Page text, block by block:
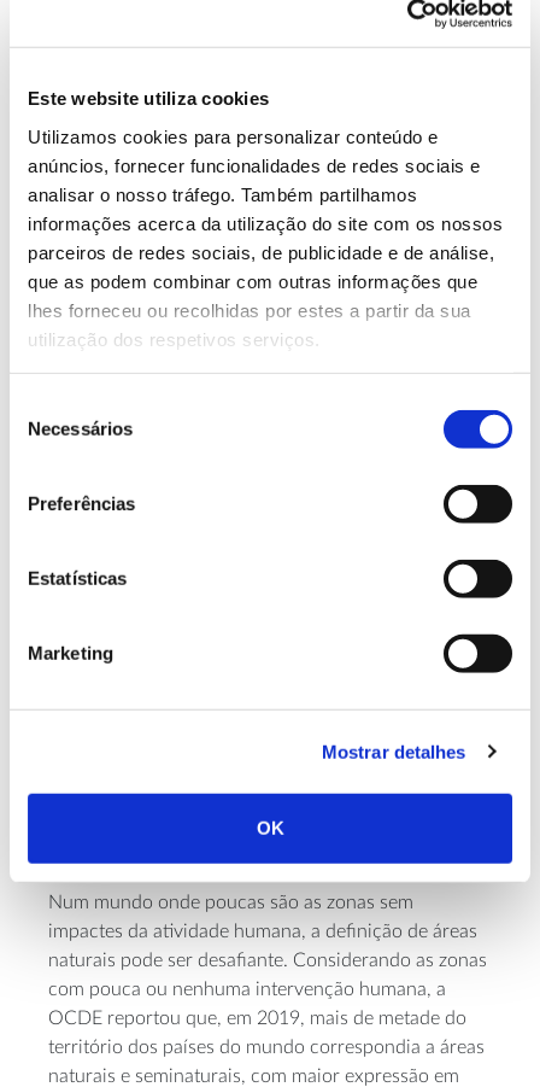
Este website utiliza cookies
Utilizamos cookies para personalizar conteúdo e
anúncios, fornecer funcionalidades de redes sociais e
analisar o nosso tráfego. Também partilhamos
informações acerca da utilização do site com os nossos
parceiros de redes sociais, de publicidade e de análise,
que as podem combinar com outras informações que
lhes forneceu ou recolhidas por estes a partir da sua
utilização dos respetivos serviços.
Necessários
Preferências
Estatísticas
Marketing
Mostrar detalhes
OK
ANTERIOR PRÓXIMO
VER TODAS AS PERGUNTAS
AMBIENTE
Áreas naturais: qual a sua
importância e como têm
Num mundo onde poucas são as zonas sem
impactes da atividade humana, a definição de áreas
naturais pode ser desafiante. Considerando as zonas
com pouca ou nenhuma intervenção humana, a
OCDE reportou que, em 2019, mais de metade do
território dos países do mundo correspondia a áreas
naturais e seminaturais, com maior expressão em